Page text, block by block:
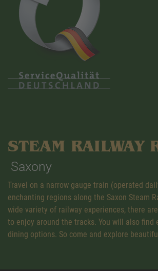
STEAM RAILWAY
Saxony
Travel on a narrow gauge train (operated
enchanting regions along the Saxon Steam
wide variety of railway experiences, there
to enjoy around the tracks. You will also find
dining options. So come and explore